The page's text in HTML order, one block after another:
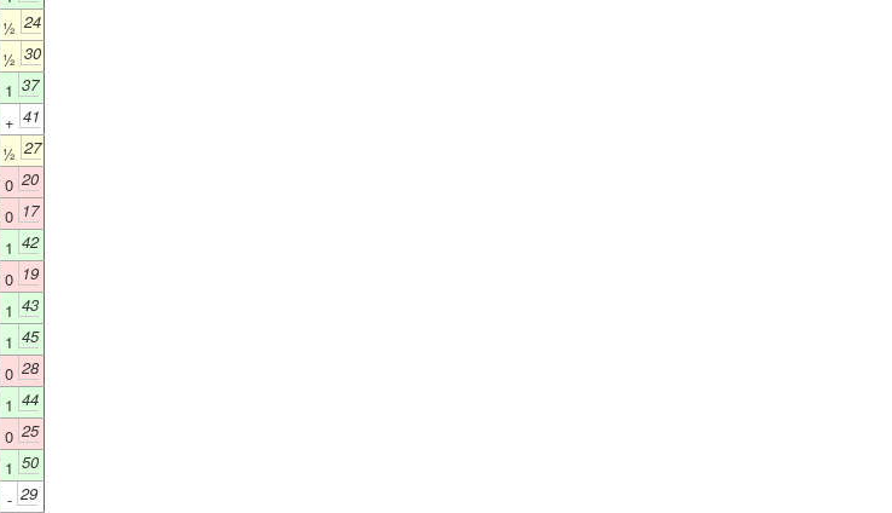
½ 24
½ 30
1 37
+ 41
½ 27
0 20
0 17
1 42
0 19
1 43
1 45
0 28
1 44
0 25
1 50
- 29